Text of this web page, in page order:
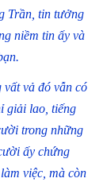
Trần, tin tưởng
niềm tin ấy và
vả đó vẫn có
giải lao, tiếng
trong những
ấy chứng
việc, mà còn